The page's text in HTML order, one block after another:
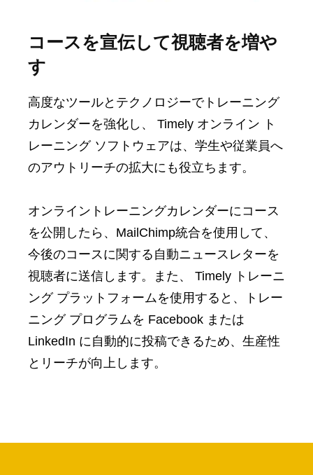
コースを宣伝して視聴者を増や
す
高度なツールとテクノロジーでトレーニング
カレンダーを強化し、 Timely オンライン ト
レーニング ソフトウェアは、学生や従業員へ
のアウトリーチの拡大にも役立ちます。
オンライントレーニングカレンダーにコース
を公開したら、MailChimp統合を使用して、
今後のコースに関する自動ニュースレターを
視聴者に送信します。また、 Timely トレーニ
ング プラットフォームを使用すると、トレー
ニング プログラムを Facebook または
LinkedIn に自動的に投稿できるため、生産性
とリーチが向上します。